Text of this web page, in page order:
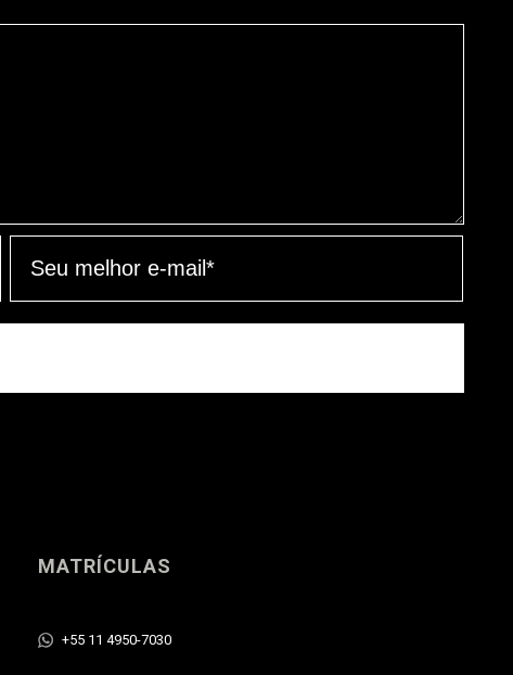
MATRÍCULAS
+55 11 4950-7030